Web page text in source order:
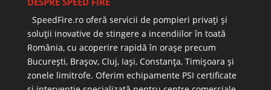
SpeedFire.ro oferă servicii de pompieri privați și
soluții inovative de stingere a incendiilor în toată
România, cu acoperire rapidă în orașe precum
București, Brașov, Cluj, Iași, Constanța, Timișoara și
zonele limitrofe. Oferim echipamente PSI certificate